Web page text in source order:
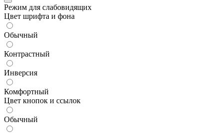
Режим для слабовидящих
Цвет шрифта и фона
Обычный
Контрастный
Инверсия
Комфортный
Цвет кнопок и ссылок
Обычный